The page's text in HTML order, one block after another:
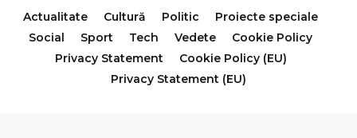
Actualitate Cultură Politic
Proiecte speciale
Social
Sport Tech Vedete
Cookie Policy
Privacy Statement
Cookie Policy (EU)
Privacy Statement (EU)